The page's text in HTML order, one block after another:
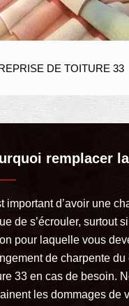
DE TOITURE 33
remplacer
important d’avoir une
de s’écrouler, surtout
pour laquelle vous
de charpente
33 en cas de besoin.
les dommages de